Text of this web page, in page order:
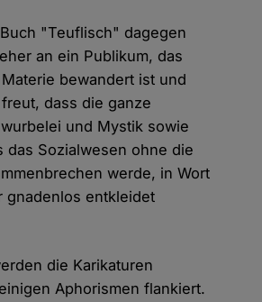
"Teuflisch" dagegen
an ein Publikum, das
bewandert ist und
dass die ganze
und Mystik sowie
das Sozialwesen ohne die
werde, in Wort
gnadenlos entkleidet
die Karikaturen
Aphorismen flankiert.